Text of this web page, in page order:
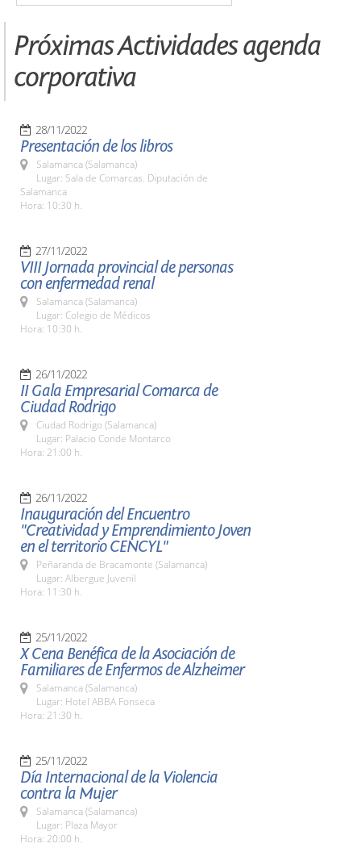
Próximas Actividades agenda
corporativa
28/11/2022
Presentación de los libros
Salamanca (Salamanca)
Lugar: Sala de Comarcas. Diputación de
Salamanca
Hora: 10:30 h.
27/11/2022
VIII Jornada provincial de personas
con enfermedad renal
Salamanca (Salamanca)
Lugar: Colegio de Médicos
Hora: 10:30 h.
26/11/2022
II Gala Empresarial Comarca de
Ciudad Rodrigo
Ciudad Rodrigo (Salamanca)
Lugar: Palacio Conde Montarco
Hora: 21:00 h.
26/11/2022
Inauguración del Encuentro
"Creatividad y Emprendimiento Joven
en el territorio CENCYL"
Peñaranda de Bracamonte (Salamanca)
Lugar: Albergue Juvenil
Hora: 11:30 h.
25/11/2022
X Cena Benéfica de la Asociación de
Familiares de Enfermos de Alzheimer
Salamanca (Salamanca)
Lugar: Hotel ABBA Fonseca
Hora: 21:30 h.
25/11/2022
Día Internacional de la Violencia
contra la Mujer
Salamanca (Salamanca)
Lugar: Plaza Mayor
Hora: 20:00 h.